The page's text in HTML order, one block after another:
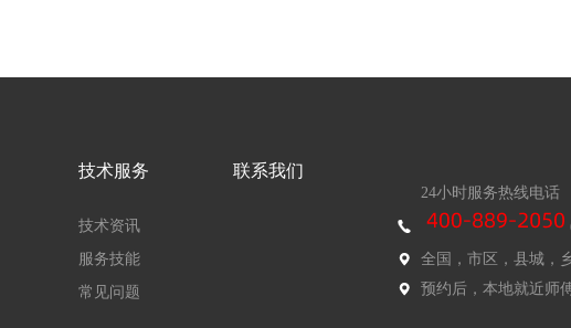
技术服务
技术资讯
服务技能
常见问题
联系我们
24小时服务热线电话
全国，市区，县城，
预约后，本地就近师